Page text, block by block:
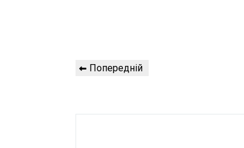
Навігація
записів
Попередній
Попередній